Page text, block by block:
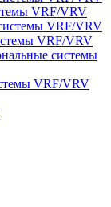
VRF/VRV
VRF/VRV
VRF/VRV
системы
VRF/VRV